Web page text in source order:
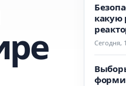
какую
Сегодня,